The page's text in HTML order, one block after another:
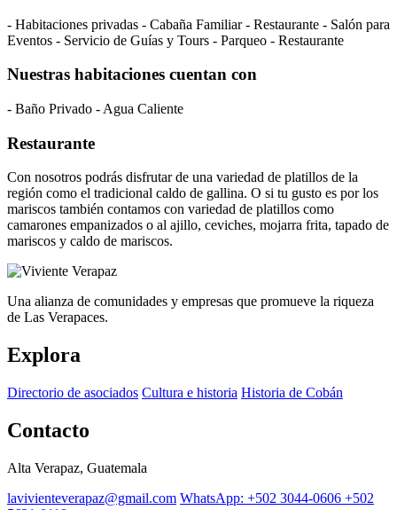
- Habitaciones privadas - Cabaña Familiar - Restaurante - Salón para
Eventos - Servicio de Guías y Tours - Parqueo - Restaurante
Nuestras habitaciones cuentan con
- Baño Privado - Agua Caliente
Restaurante
Con nosotros podrás disfrutar de una variedad de platillos de la
región como el tradicional caldo de gallina. O si tu gusto es por los
mariscos también contamos con variedad de platillos como
camarones empanizados o al ajillo, ceviches, mojarra frita, tapado de
mariscos y caldo de mariscos.
Una alianza de comunidades y empresas que promueve la riqueza
de Las Verapaces.
Explora
Directorio de asociados Cultura e historia Historia de Cobán
Contacto
Alta Verapaz, Guatemala
lavivienteverapaz@gmail.com WhatsApp: +502 3044-0606 +502